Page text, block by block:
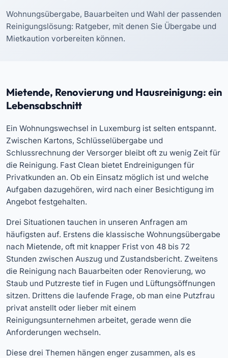
Wohnungsübergabe, Bauarbeiten und Wahl der passenden
Reinigungslösung: Ratgeber, mit denen Sie Übergabe und
Mietkaution vorbereiten können.
Mietende, Renovierung und Hausreinigung: ein
Lebensabschnitt
Ein Wohnungswechsel in Luxemburg ist selten entspannt.
Zwischen Kartons, Schlüsselübergabe und
Schlussrechnung der Versorger bleibt oft zu wenig Zeit für
die Reinigung. Fast Clean bietet Endreinigungen für
Privatkunden an. Ob ein Einsatz möglich ist und welche
Aufgaben dazugehören, wird nach einer Besichtigung im
Angebot festgehalten.
Drei Situationen tauchen in unseren Anfragen am
häufigsten auf. Erstens die klassische Wohnungsübergabe
nach Mietende, oft mit knapper Frist von 48 bis 72
Stunden zwischen Auszug und Zustandsbericht. Zweitens
die Reinigung nach Bauarbeiten oder Renovierung, wo
Staub und Putzreste tief in Fugen und Lüftungsöffnungen
sitzen. Drittens die laufende Frage, ob man eine Putzfrau
privat anstellt oder lieber mit einem
Reinigungsunternehmen arbeitet, gerade wenn die
Anforderungen wechseln.
Diese drei Themen hängen enger zusammen, als es